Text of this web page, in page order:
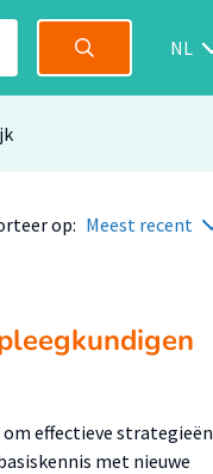
NL
op: Meest recent
effectieve strategieën
met nieuwe